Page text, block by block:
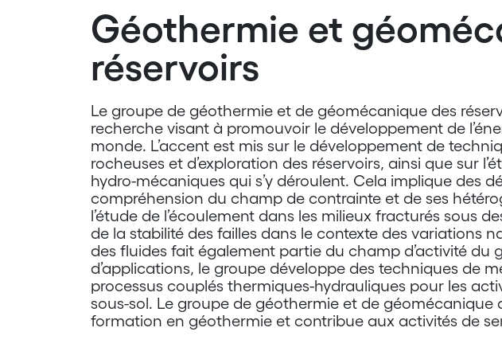
Géothermie et
réservoirs
Le groupe de géothermie et de géomécanique des
recherche visant à promouvoir le développement de
monde. L’accent est mis sur le développement de
rocheuses et d’exploration des réservoirs, ainsi que sur
hydro-mécaniques qui s’y déroulent. Cela implique des
compréhension du champ de contrainte et de ses
l’étude de l’écoulement dans les milieux fracturés sous
de la stabilité des failles dans le contexte des variations
des fluides fait également partie du champ d’activité du
d’applications, le groupe développe des techniques de
processus couplés thermiques-hydrauliques pour les
sous-sol. Le groupe de géothermie et de géomécanique
formation en géothermie et contribue aux activités de